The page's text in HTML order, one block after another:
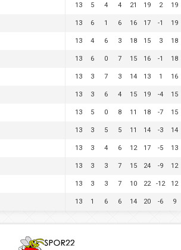
13 5 4 4 21 19 2 19
13 6 1 6 16 17 -1 19
13 4 6 3 18 15 3 18
13 6 0 7 15 16 -1 18
13 3 7 3 14 13 1 16
13 3 6 4 15 19 -4 15
13 5 0 8 11 18 -7 15
13 3 5 5 11 14 -3 14
13 3 4 6 12 17 -5 13
13 3 3 7 15 24 -9 12
13 3 3 7 10 22 -12 12
13 1 6 6 14 20 -6 9